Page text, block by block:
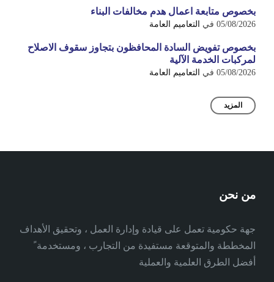
بخصوص متابعة اعمال هدم مخالفات البناء
05/08/2026 في التعاميم العامة
بخصوص تفويض السادة المحافظون بتجاوز سقوف الاصلاح
لمركبات الخدمة الآلية
05/08/2026 في التعاميم العامة
المزيد
من نحن
جهة حكومية تعمل على قيادة وإدارة العمل ، وتحقيق الأهداف
المخططة والمتوقعة مستفيدة من التجارب ، ومستخدمة ً
أفضل الطرق العلمية والعملية